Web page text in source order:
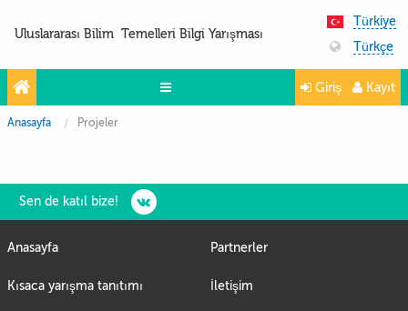
Uluslararası Bilim Temelleri Bilgi Yarışması
Türkiye
Türkçe
Yarışmalar
Partnerler
Giriş Kayıt
Anasayfa Projeler
Sen de katıl bize!
Anasayfa
Kısaca yarışma tanıtımı
Partnerler
İletişim